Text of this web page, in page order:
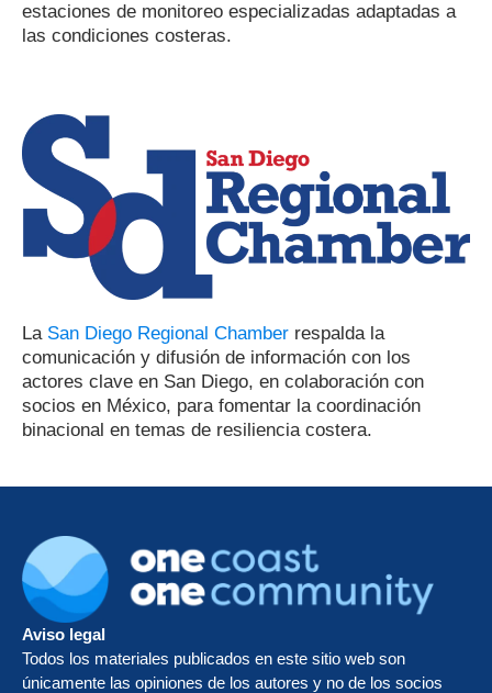
estaciones de monitoreo especializadas adaptadas a
las condiciones costeras.
La San Diego Regional Chamber respalda la
comunicación y difusión de información con los
actores clave en San Diego, en colaboración con
socios en México, para fomentar la coordinación
binacional en temas de resiliencia costera.
Aviso legal
Todos los materiales publicados en este sitio web son
únicamente las opiniones de los autores y no de los socios